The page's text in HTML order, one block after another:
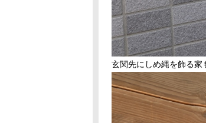
玄関先にしめ縄を飾る家